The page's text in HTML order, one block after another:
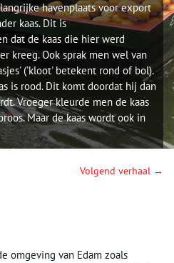
havenplaats voor export
kaas. Dit is
dat de kaas die hier werd
kreeg. Ook sprak men wel van
('kloot' betekent rond of bol).
is rood. Dit komt doordat hij dan
Vroeger kleurde men de kaas
Maar de kaas wordt ook in
Volgend verhaal →
omgeving van Edam zoals